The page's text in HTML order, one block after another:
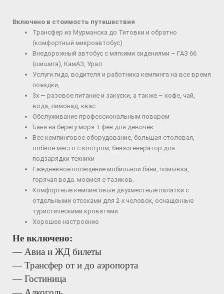
Включено в стоимость путешествия
Трансфер из Мурманска до Титовки и обратно
(комфортный микроавтобус)
Внедорожный автобус с мягкими сидениями – ГАЗ 66
(шишига), КамАЗ, Урал
Услуги гида, водителя и работника кемпинга на все время
поездки,
3х — разовое питание и закуски, а также – кофе, чай,
вода, лимонад, квас
Обслуживание профессиональным поваром
Баня на берегу моря + фен для девочек
Все кемпинговое оборудование, большая столовая,
лобное место с костром, бензогенератор для
подзарядки техники
Ежедневное посещение мобильной бани, помывка,
горячая вода. моемся с тазиков.
Комфортные кемпинговые двухместные палатки с
отдельными отсеками для 2-х человек, оснащенные
туристическими кроватями
Хорошее настроение
Не включено:
— Авиа и ЖД билеты
— Трансфер от и до аэропорта
— Гостиница